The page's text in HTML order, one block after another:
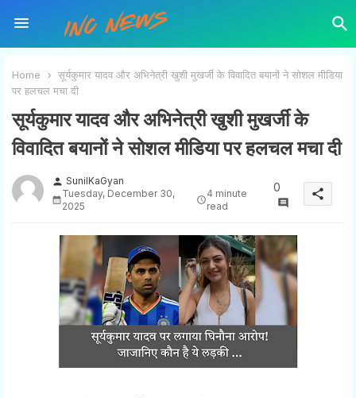
Home
सूर्यकुमार यादव और अभिनेत्री खुशी मुखर्जी के विवादित बयानों ने सोशल मीडिया
पर हलचल मचा दी
सूर्यकुमार यादव और अभिनेत्री खुशी मुखर्जी के
विवादित बयानों ने सोशल मीडिया पर हलचल मचा दी
person SunilKaGyan
Tuesday, December 30,
2025
4 minute
read
0 share